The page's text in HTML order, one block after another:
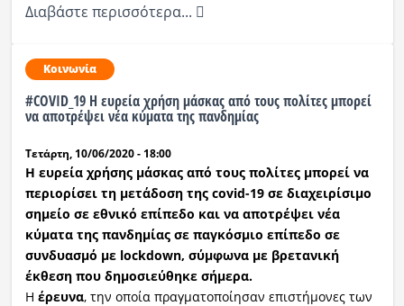
Διαβάστε περισσότερα...
Κοινωνία
#COVID_19 Η ευρεία χρήση μάσκας από τους πολίτες μπορεί
να αποτρέψει νέα κύματα της πανδημίας
Τετάρτη, 10/06/2020 - 18:00
Η ευρεία χρήσης μάσκας από τους πολίτες μπορεί να
περιορίσει τη μετάδοση της covid-19 σε διαχειρίσιμο
σημείο σε εθνικό επίπεδο και να αποτρέψει νέα
κύματα της πανδημίας σε παγκόσμιο επίπεδο σε
συνδυασμό με lockdown, σύμφωνα με βρετανική
έκθεση που δημοσιεύθηκε σήμερα.
Η έρευνα, την οποία πραγματοποίησαν επιστήμονες των